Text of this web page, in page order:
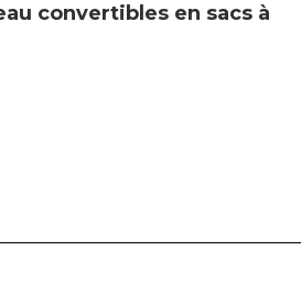
convertibles en sacs à